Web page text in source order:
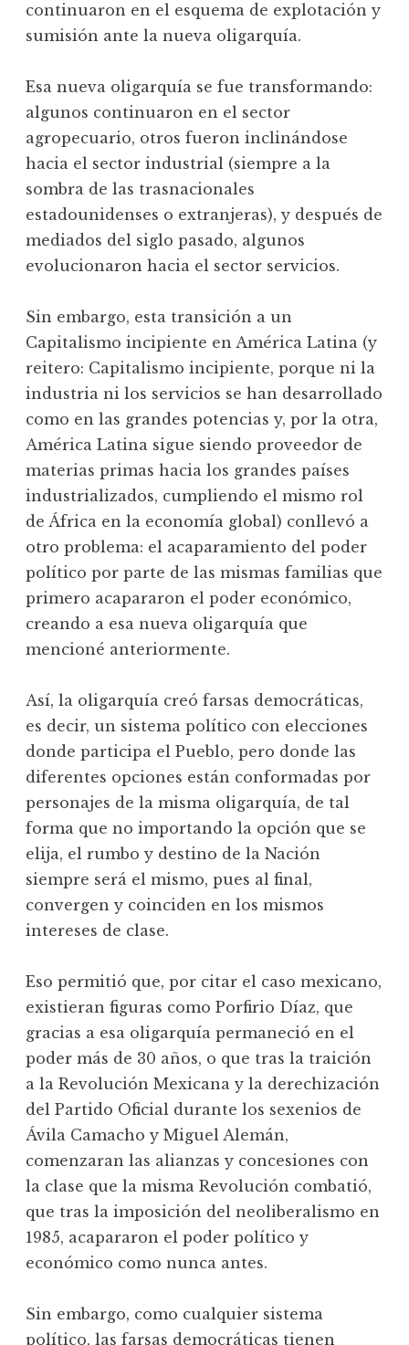
continuaron en el esquema de explotación y
sumisión ante la nueva oligarquía.
Esa nueva oligarquía se fue transformando:
algunos continuaron en el sector
agropecuario, otros fueron inclinándose
hacia el sector industrial (siempre a la
sombra de las trasnacionales
estadounidenses o extranjeras), y después de
mediados del siglo pasado, algunos
evolucionaron hacia el sector servicios.
Sin embargo, esta transición a un
Capitalismo incipiente en América Latina (y
reitero: Capitalismo incipiente, porque ni la
industria ni los servicios se han desarrollado
como en las grandes potencias y, por la otra,
América Latina sigue siendo proveedor de
materias primas hacia los grandes países
industrializados, cumpliendo el mismo rol
de África en la economía global) conllevó a
otro problema: el acaparamiento del poder
político por parte de las mismas familias que
primero acapararon el poder económico,
creando a esa nueva oligarquía que
mencioné anteriormente.
Así, la oligarquía creó farsas democráticas,
es decir, un sistema político con elecciones
donde participa el Pueblo, pero donde las
diferentes opciones están conformadas por
personajes de la misma oligarquía, de tal
forma que no importando la opción que se
elija, el rumbo y destino de la Nación
siempre será el mismo, pues al final,
convergen y coinciden en los mismos
intereses de clase.
Eso permitió que, por citar el caso mexicano,
existieran figuras como Porfirio Díaz, que
gracias a esa oligarquía permaneció en el
poder más de 30 años, o que tras la traición
a la Revolución Mexicana y la derechización
del Partido Oficial durante los sexenios de
Ávila Camacho y Miguel Alemán,
comenzaran las alianzas y concesiones con
la clase que la misma Revolución combatió,
que tras la imposición del neoliberalismo en
1985, acapararon el poder político y
económico como nunca antes.
Sin embargo, como cualquier sistema
político, las farsas democráticas tienen